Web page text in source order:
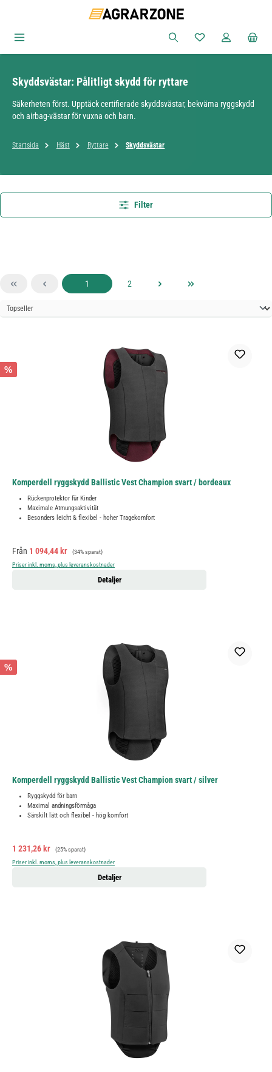
Du har 0 objekt i
Skyddsvästar: Pålitligt skydd för ryttare
Säkerheten först. Upptäck certifierade skyddsvästar, bekväma ryggskydd
och airbag-västar för vuxna och barn.
Startsida Häst Ryttare Skyddsvästar
Filter
Sida
1 Sida
2
%
Komperdell ryggskydd Ballistic Vest Champion svart / bordeaux
Rückenprotektor für Kinder
Maximale Atmungsaktivität
Besonders leicht & flexibel - hoher Tragekomfort
Försäljningspris:
Från 1 094,44 kr Ordinarie pris:
(34% sparat)
Priser inkl. moms, plus leveranskostnader
Detaljer
%
Komperdell ryggskydd Ballistic Vest Champion svart / silver
Ryggskydd för barn
Maximal andningsförmåga
Särskilt lätt och flexibel - hög komfort
Försäljningspris:
1 231,26 kr Ordinarie pris:
(25% sparat)
Priser inkl. moms, plus leveranskostnader
Detaljer